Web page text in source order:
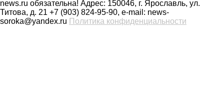
news.ru обязательна! Адрес: 150046, г. Ярославль, ул.
Титова, д. 21 +7 (903) 824-95-90, e-mail: news-
soroka@yandex.ru
Политика конфиденциальности